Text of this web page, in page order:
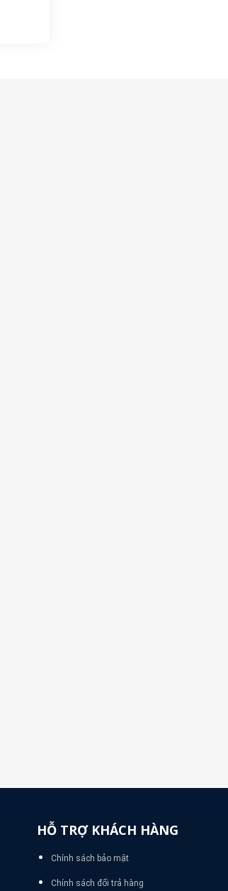
HỖ TRỢ KHÁCH HÀNG
Chính sách bảo mật
Chính sách đổi trả hàng